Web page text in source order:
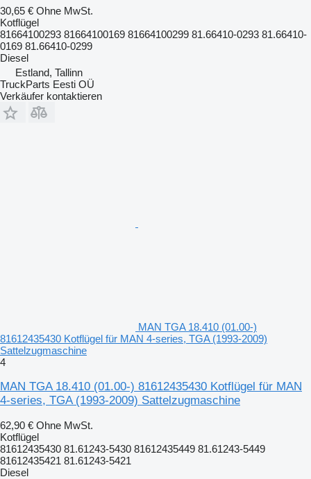
30,65 € Ohne MwSt.
Kotflügel
81664100293 81664100169 81664100299 81.66410-0293 81.66410-
0169 81.66410-0299
Diesel
Estland, Tallinn
TruckParts Eesti OÜ
Verkäufer kontaktieren
MAN TGA 18.410 (01.00-)
81612435430 Kotflügel für MAN 4-series, TGA (1993-2009)
Sattelzugmaschine
4
MAN TGA 18.410 (01.00-) 81612435430 Kotflügel für MAN
4-series, TGA (1993-2009) Sattelzugmaschine
62,90 € Ohne MwSt.
Kotflügel
81612435430 81.61243-5430 81612435449 81.61243-5449
81612435421 81.61243-5421
Diesel